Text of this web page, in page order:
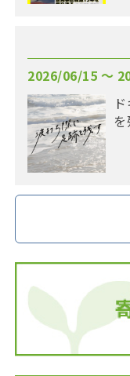
2026/06/15 〜